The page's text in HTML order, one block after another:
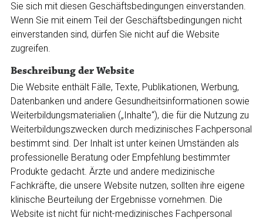
Sie sich mit diesen Geschäftsbedingungen einverstanden.
Wenn Sie mit einem Teil der Geschäftsbedingungen nicht
einverstanden sind, dürfen Sie nicht auf die Website
zugreifen.
Beschreibung der Website
Die Website enthält Fälle, Texte, Publikationen, Werbung,
Datenbanken und andere Gesundheitsinformationen sowie
Weiterbildungsmaterialien („Inhalte“), die für die Nutzung zu
Weiterbildungszwecken durch medizinisches Fachpersonal
bestimmt sind. Der Inhalt ist unter keinen Umständen als
professionelle Beratung oder Empfehlung bestimmter
Produkte gedacht. Ärzte und andere medizinische
Fachkräfte, die unsere Website nutzen, sollten ihre eigene
klinische Beurteilung der Ergebnisse vornehmen. Die
Website ist nicht für nicht-medizinisches Fachpersonal